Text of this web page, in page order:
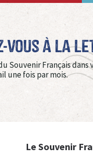
vous à La
Souvenir Français
une fois par mois.
Le Souvenir